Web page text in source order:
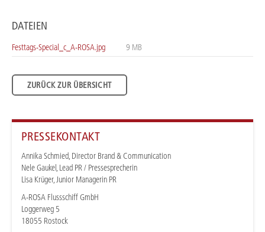
DATEIEN
Festtags-Special_c_A-ROSA.jpg 9 MB
ZURÜCK ZUR ÜBERSICHT
PRESSEKONTAKT
Annika Schmied, Director Brand & Communication
Nele Gaukel, Lead PR / Pressesprecherin
Lisa Krüger, Junior Managerin PR
A-ROSA Flussschiff GmbH
Loggerweg 5
18055 Rostock